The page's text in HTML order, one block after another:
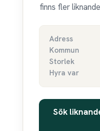
finns fler
Adress
Kommun
Storlek
Hyra var
Sök